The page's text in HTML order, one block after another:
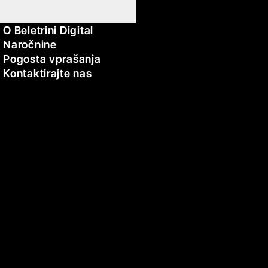
O Beletrini Digital
Naročnine
Pogosta vprašanja
Kontaktirajte nas